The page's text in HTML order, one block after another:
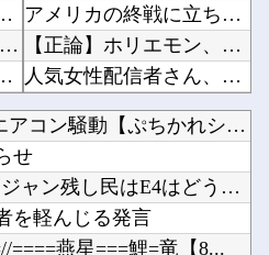
」は終わった？＝ネット「中国より100倍いい...
【動画】 ＡＩで「パルクール映像」を作ったらなんかコワい結果に…ｗ！！
さんと一緒に酒蔵巡りをしている模様
【画像】 ヘソ出しJKさん、股間の方まで見えてしまうｗｗｗｗｗｗｗｗｗ
脚の長さを絶賛！！！【乃木坂46】
【ホロライブ】 うーん実にラミィ
アメリカの終戦に立ちはだかる壁、イスラエルはトランプ和平案に「同意せず」！他
【正論】ホリエモン、移民受け入れ反対派にブチギレ→スタジオ誰も反論できず沈黙他
人気女性配信者さん、全財産がバレる → 金額がヤバすぎるｗｗｗｗｗｗ他
【物議】カズレーザー「任意保険は強制にしろ」→なんG民「それただの金持ち理論」と反論ｗｗｗ...
ドラクエのゼシカとかいう人気キャラｗｗｗｗ他
【画像】思わず保存したくなる「笑える画像・最高な画像」貼っていけｗｗｗｗｗ他
【ウマ娘】海外のファンアートからしか得られない栄養素がある。←「おデジ以外味付けが濃いな…...
無双するガンダムって意外といないよね他
【デレマス】 810プロエアコン騒動【ぷちかれシリーズ】
せ
【艦これ】 E5にリシュジャン残し民はE4はどうやってるの？
を軽んじる発言
====燕星===鯉=竜【8...